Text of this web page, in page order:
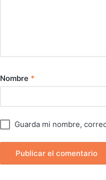
Nombre *
Guarda mi nombre,